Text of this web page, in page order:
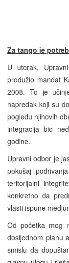
Za tango je
U utorak,
produžio mandat
2008. To je
napredak koji su
pogledu njihovih
integracija bio
godine.
Upravni odbor je
pokušaj
teritorijalni
konkretno da
vlasti ispune
Od početka mog
dosljednom planu
smislu da